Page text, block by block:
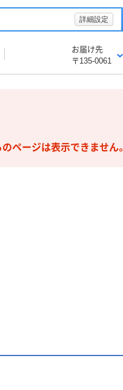
詳細設定
お届け先
〒135-0061
ページは表示できません。